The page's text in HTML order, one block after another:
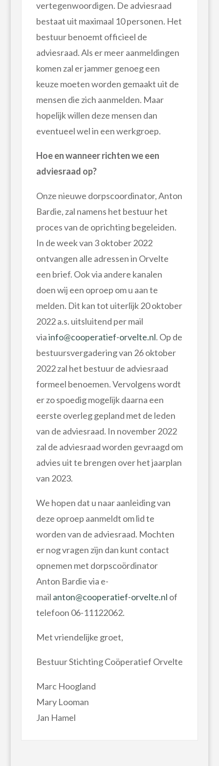
vertegenwoordigen. De adviesraad
bestaat uit maximaal 10 personen. Het
bestuur benoemt officieel de
adviesraad. Als er meer aanmeldingen
komen zal er jammer genoeg een
keuze moeten worden gemaakt uit de
mensen die zich aanmelden. Maar
hopelijk willen deze mensen dan
eventueel wel in een werkgroep.
Hoe en wanneer richten we een
adviesraad op?
Onze nieuwe dorpscoordinator, Anton
Bardie, zal namens het bestuur het
proces van de oprichting begeleiden.
In de week van 3 oktober 2022
ontvangen alle adressen in Orvelte
een brief. Ook via andere kanalen
doen wij een oproep om u aan te
melden. Dit kan tot uiterlijk 20 oktober
2022 a.s. uitsluitend per mail
viainfo@cooperatief-orvelte.nl. Op de
bestuursvergadering van 26 oktober
2022 zal het bestuur de adviesraad
formeel benoemen. Vervolgens wordt
er zo spoedig mogelijk daarna een
eerste overleg gepland met de leden
van de adviesraad. In november 2022
zal de adviesraad worden gevraagd om
advies uit te brengen over het jaarplan
van 2023.
We hopen dat u naar aanleiding van
deze oproep aanmeldt om lid te
worden van de adviesraad. Mochten
er nog vragen zijn dan kunt contact
opnemen met dorpscoördinator
Anton Bardie via e-
mail anton@cooperatief-orvelte.nl of
telefoon 06-11122062.
Met vriendelijke groet,
Bestuur Stichting Coöperatief Orvelte
Marc Hoogland
Mary Looman
Jan Hamel